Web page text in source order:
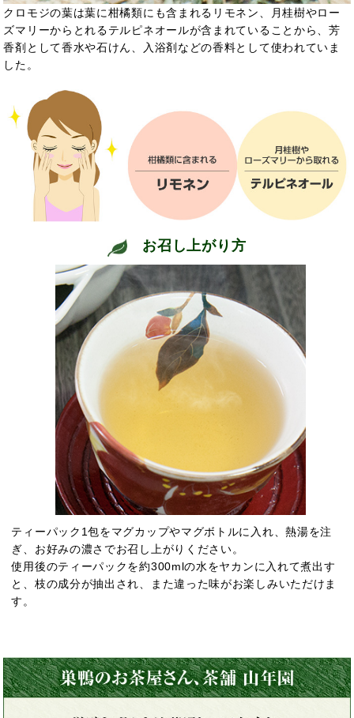
クロモジの葉は葉に柑橘類にも含まれるリモネン、月桂樹やロー
ズマリーからとれるテルピネオールが含まれていることから、芳
香剤として香水や石けん、入浴剤などの香料として使われていま
した。
お召し上がり方
ティーパック1包をマグカップやマグボトルに入れ、熱湯を注
ぎ、お好みの濃さでお召し上がりください。
使用後のティーパックを約300mlの水をヤカンに入れて煮出す
と、枝の成分が抽出され、また違った味がお楽しみいただけま
す。